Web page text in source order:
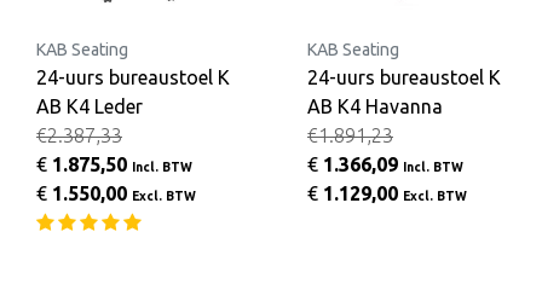
KAB Seating
24-uurs bureaustoel K
AB K4 Leder
€2.387,33
€ 1.875,50 Incl. BTW
€ 1.550,00 Excl. BTW
KAB Seating
24-uurs bureaustoel K
AB K4 Havanna
€1.891,23
€ 1.366,09 Incl. BTW
€ 1.129,00 Excl. BTW